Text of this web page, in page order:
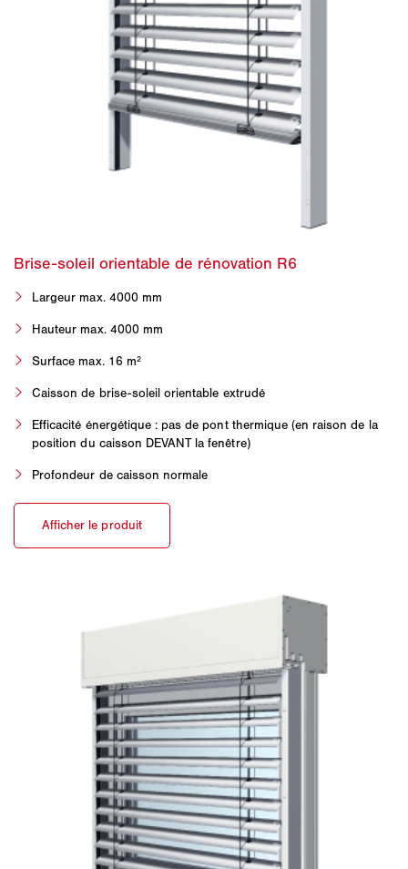
Largeur max. 4000 mm
Hauteur max. 4000 mm
Surface max. 16 m²
Caisson de brise-soleil orientable extrudé
Efficacité énergétique : pas de pont thermique (en raison de la
position du caisson DEVANT la fenêtre)
Profondeur de caisson normale